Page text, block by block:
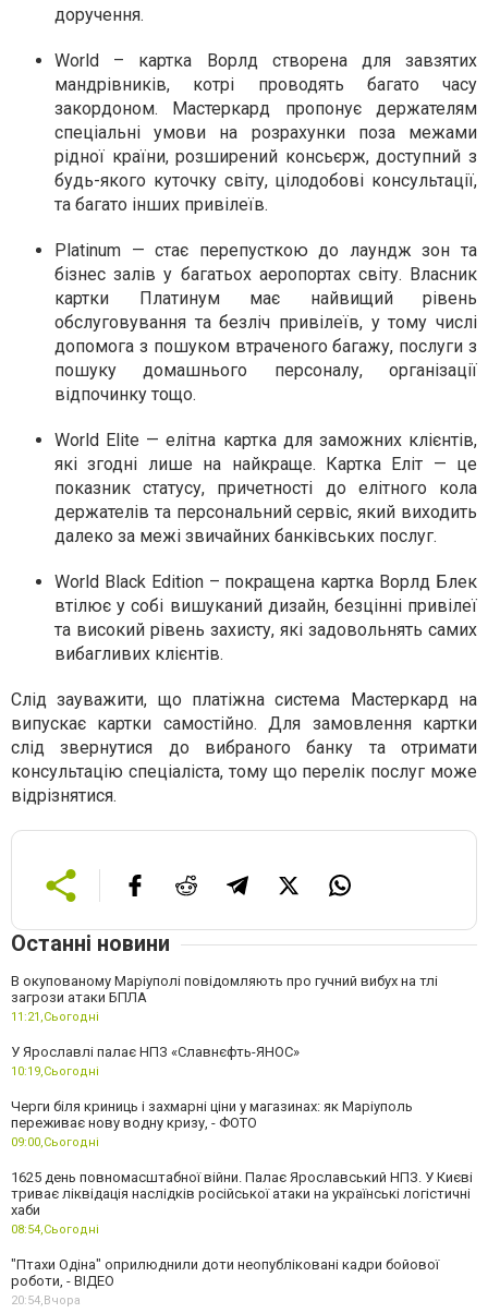
доручення.
World – картка Ворлдстворена для завзятих
мандрівників, котрі проводять багато часу
закордоном. Мастеркард пропонує держателям
спеціальні умови на розрахунки поза межами
рідної країни, розширений консьєрж, доступний з
будь-якого куточку світу, цілодобові консультації,
та багато інших привілеїв.
Platinum —стає перепусткою до лаундж зон та
бізнес залів у багатьох аеропортах світу. Власник
картки Платинуммає найвищий рівень
обслуговування та безліч привілеїв, у тому числі
допомога з пошуком втраченого багажу, послуги з
пошуку домашнього персоналу, організації
відпочинку тощо.
World Elite —елітна картка для заможних клієнтів,
які згодні лише на найкраще. Картка Еліт — це
показник статусу, причетності до елітного кола
держателів та персональний сервіс, який виходить
далеко за межі звичайних банківських послуг.
World Black Edition – покращена картка Ворлд Блек
втілює у собі вишуканий дизайн, безцінні привілеї
та високий рівень захисту, які задовольнять самих
вибагливих клієнтів.
Слід зауважити, що платіжна система Мастеркард на
випускає картки самостійно. Для замовлення картки
слід звернутися до вибраного банку та отримати
консультацію спеціаліста, тому що перелік послуг може
відрізнятися.
Останні новини
В окупованому Маріуполі повідомляють про гучний вибух на тлі
загрози атаки БПЛА
11:21,Сьогодні
У Ярославлі палає НПЗ «Славнєфть-ЯНОС»
10:19,Сьогодні
Черги біля криниць і захмарні ціни у магазинах: як Маріуполь
переживає нову водну кризу, - ФОТО
09:00,Сьогодні
1625 день повномасштабної війни. Палає Ярославський НПЗ. У Києві
триває ліквідація наслідків російської атаки на українські логістичні
хаби
08:54,Сьогодні
"Птахи Одіна" оприлюднили доти неопубліковані кадри бойової
роботи, - ВІДЕО
20:54,Вчора